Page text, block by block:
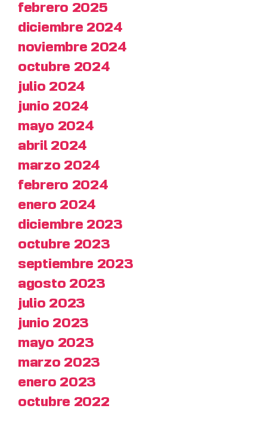
febrero 2025
diciembre 2024
noviembre 2024
octubre 2024
julio 2024
junio 2024
mayo 2024
abril 2024
marzo 2024
febrero 2024
enero 2024
diciembre 2023
octubre 2023
septiembre 2023
agosto 2023
julio 2023
junio 2023
mayo 2023
marzo 2023
enero 2023
octubre 2022